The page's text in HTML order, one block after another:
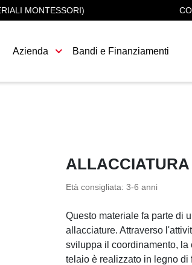
MONTESSORI)
Azienda Bandi e Finanziamenti
Età consigliata: 3-6 anni
Questo materiale fa parte di
allacciature. Attraverso
sviluppa il coordinamento,
telaio è realizzato in legno di